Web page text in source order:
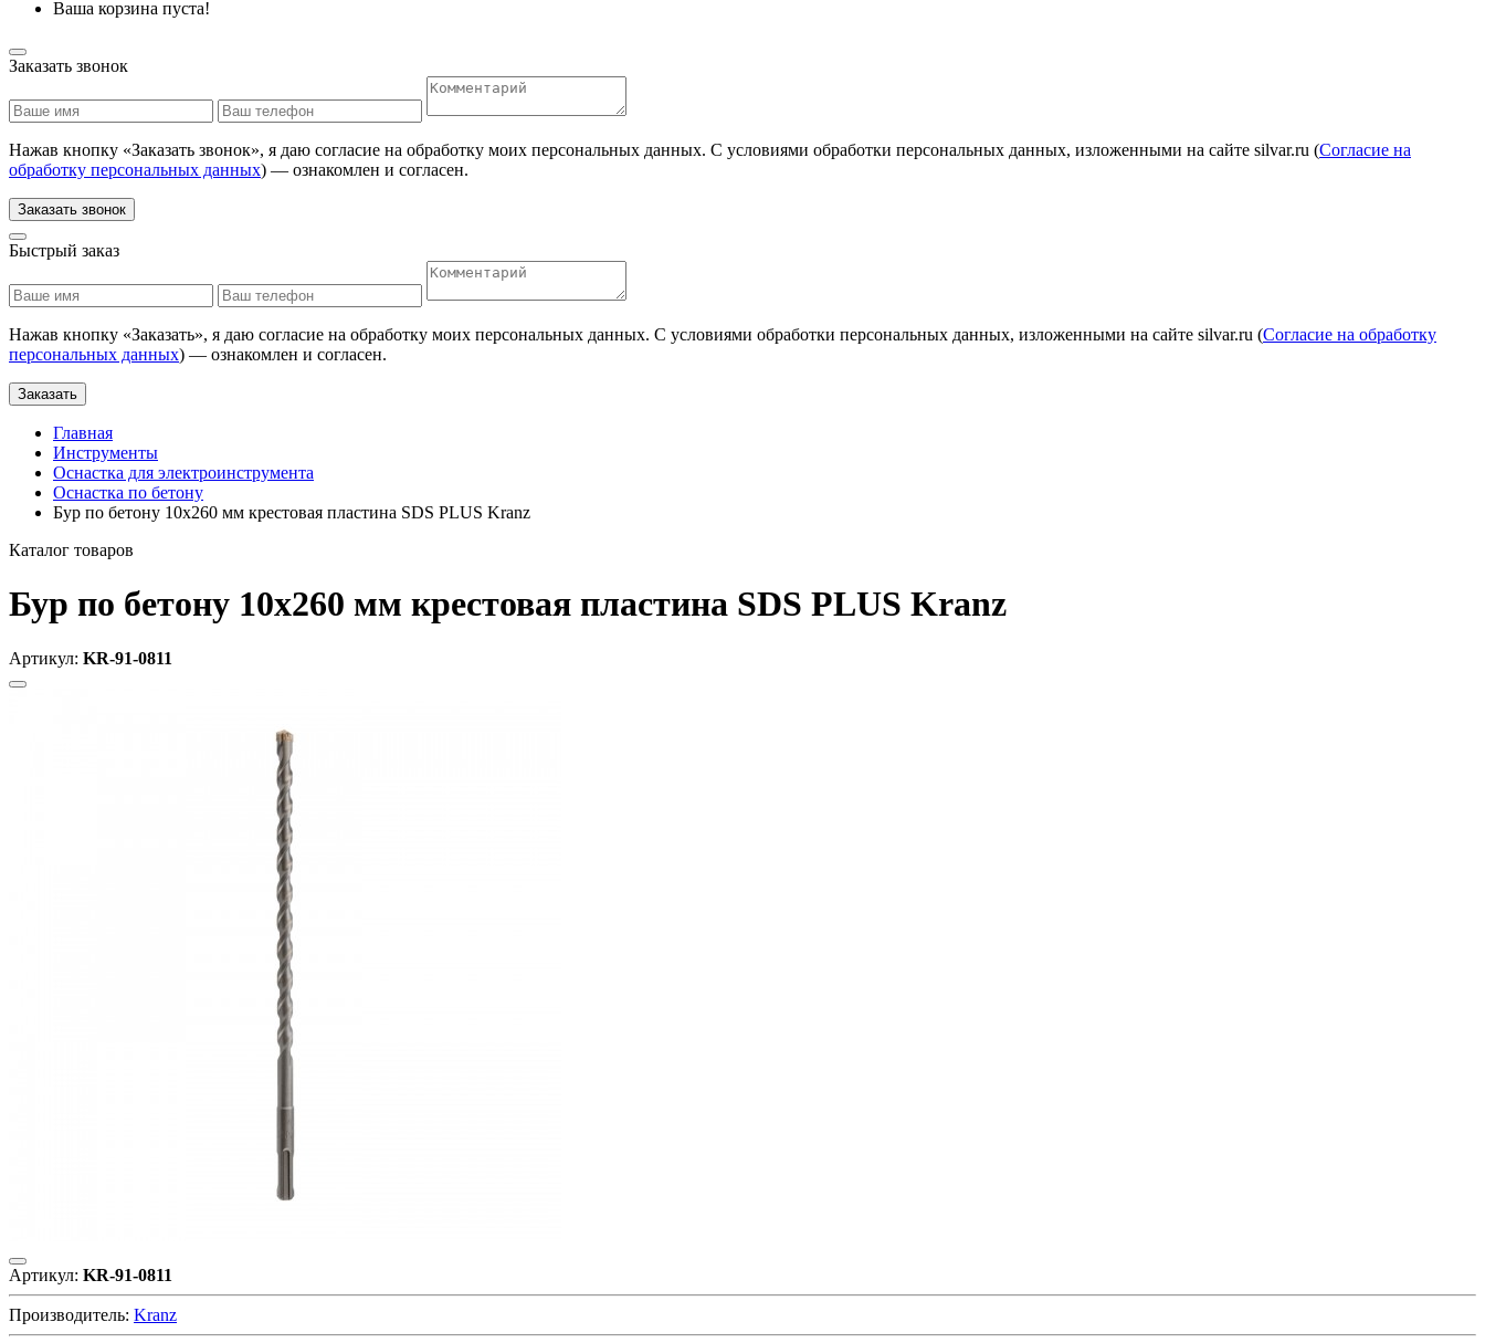
Ваша корзина пуста!
Заказать звонок
Нажав кнопку «Заказать звонок», я даю согласие на обработку моих персональных данных. С условиями обработки персональных данных, изложенными на сайте silvar.ru (Согласие на
обработку персональных данных) — ознакомлен и согласен.
Заказать звонок
Быстрый заказ
Нажав кнопку «Заказать», я даю согласие на обработку моих персональных данных. С условиями обработки персональных данных, изложенными на сайте silvar.ru (Согласие на обработку
персональных данных) — ознакомлен и согласен.
Заказать
Главная
Инструменты
Оснастка для электроинструмента
Оснастка по бетону
Бур по бетону 10х260 мм крестовая пластина SDS PLUS Kranz
Каталог товаров
Бур по бетону 10х260 мм крестовая пластина SDS PLUS Kranz
Артикул: KR-91-0811
Артикул: KR-91-0811
Производитель: Kranz